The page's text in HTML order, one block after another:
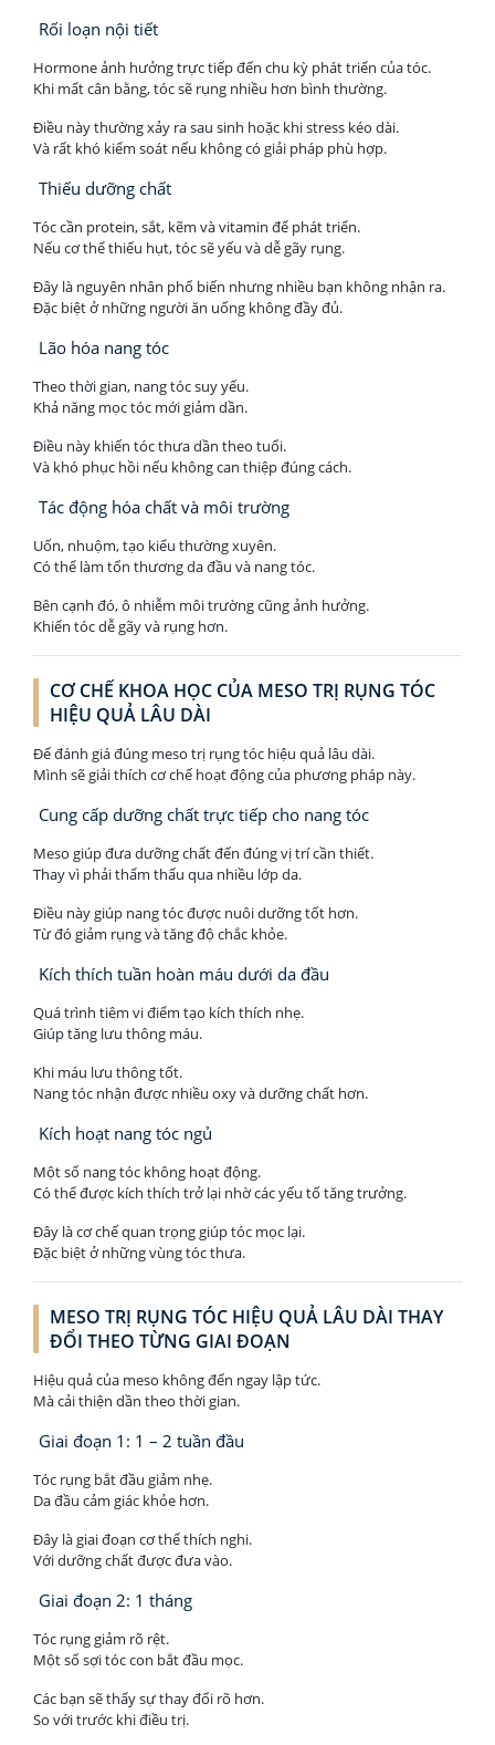
Rối loạn nội tiết
Hormone ảnh hưởng trực tiếp đến chu kỳ phát triển của tóc.
Khi mất cân bằng, tóc sẽ rụng nhiều hơn bình thường.
Điều này thường xảy ra sau sinh hoặc khi stress kéo dài.
Và rất khó kiểm soát nếu không có giải pháp phù hợp.
Thiếu dưỡng chất
Tóc cần protein, sắt, kẽm và vitamin để phát triển.
Nếu cơ thể thiếu hụt, tóc sẽ yếu và dễ gãy rụng.
Đây là nguyên nhân phổ biến nhưng nhiều bạn không nhận ra.
Đặc biệt ở những người ăn uống không đầy đủ.
Lão hóa nang tóc
Theo thời gian, nang tóc suy yếu.
Khả năng mọc tóc mới giảm dần.
Điều này khiến tóc thưa dần theo tuổi.
Và khó phục hồi nếu không can thiệp đúng cách.
Tác động hóa chất và môi trường
Uốn, nhuộm, tạo kiểu thường xuyên.
Có thể làm tổn thương da đầu và nang tóc.
Bên cạnh đó, ô nhiễm môi trường cũng ảnh hưởng.
Khiến tóc dễ gãy và rụng hơn.
CƠ CHẾ KHOA HỌC CỦA MESO TRỊ RỤNG TÓC
HIỆU QUẢ LÂU DÀI
Để đánh giá đúng meso trị rụng tóc hiệu quả lâu dài.
Mình sẽ giải thích cơ chế hoạt động của phương pháp này.
Cung cấp dưỡng chất trực tiếp cho nang tóc
Meso giúp đưa dưỡng chất đến đúng vị trí cần thiết.
Thay vì phải thẩm thấu qua nhiều lớp da.
Điều này giúp nang tóc được nuôi dưỡng tốt hơn.
Từ đó giảm rụng và tăng độ chắc khỏe.
Kích thích tuần hoàn máu dưới da đầu
Quá trình tiêm vi điểm tạo kích thích nhẹ.
Giúp tăng lưu thông máu.
Khi máu lưu thông tốt.
Nang tóc nhận được nhiều oxy và dưỡng chất hơn.
Kích hoạt nang tóc ngủ
Một số nang tóc không hoạt động.
Có thể được kích thích trở lại nhờ các yếu tố tăng trưởng.
Đây là cơ chế quan trọng giúp tóc mọc lại.
Đặc biệt ở những vùng tóc thưa.
MESO TRỊ RỤNG TÓC HIỆU QUẢ LÂU DÀI THAY
ĐỔI THEO TỪNG GIAI ĐOẠN
Hiệu quả của meso không đến ngay lập tức.
Mà cải thiện dần theo thời gian.
Giai đoạn 1: 1 – 2 tuần đầu
Tóc rụng bắt đầu giảm nhẹ.
Da đầu cảm giác khỏe hơn.
Đây là giai đoạn cơ thể thích nghi.
Với dưỡng chất được đưa vào.
Giai đoạn 2: 1 tháng
Tóc rụng giảm rõ rệt.
Một số sợi tóc con bắt đầu mọc.
Các bạn sẽ thấy sự thay đổi rõ hơn.
So với trước khi điều trị.